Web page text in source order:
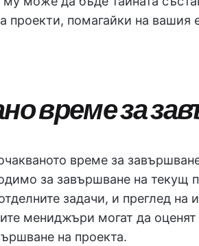
проекти, помагайки на вашия
време за
време за
за завършване на текущ
задачи, и преглед на
мениджъри могат да
на проекта.